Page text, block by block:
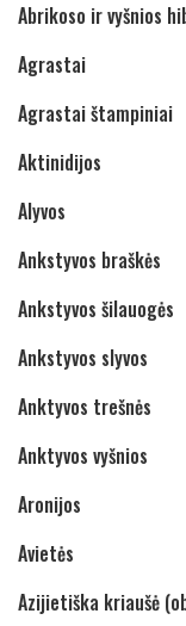
Abrikoso ir vyšnios
Agrastai
Agrastai štampiniai
Aktinidijos
Alyvos
Ankstyvos braškės
Ankstyvos šilauogės
Ankstyvos slyvos
Anktyvos trešnės
Anktyvos vyšnios
Aronijos
Avietės
Azijietiška kriaušė